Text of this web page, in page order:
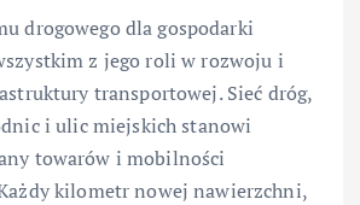
drogowego dla gospodarki
z jego roli w rozwoju i
transportowej. Sieć dróg,
i ulic miejskich stanowi
towarów i mobilności
kilometr nowej nawierzchni,